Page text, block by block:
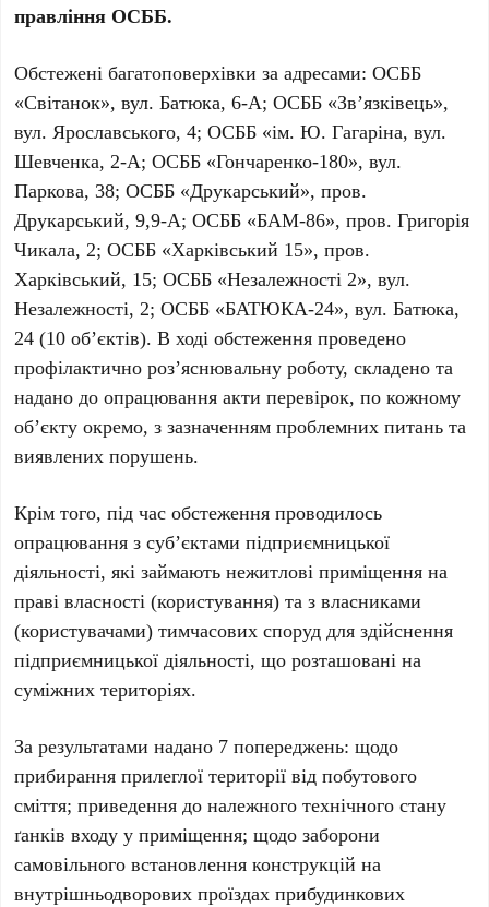
правління ОСББ.
Обстежені багатоповерхівки за адресами: ОСББ
«Світанок», вул. Батюка, 6-А; ОСББ «Зв’язківець»,
вул. Ярославського, 4; ОСББ «ім. Ю. Гагаріна, вул.
Шевченка, 2-А; ОСББ «Гончаренко-180», вул.
Паркова, 38; ОСББ «Друкарський», пров.
Друкарський, 9,9-А; ОСББ «БАМ-86», пров. Григорія
Чикала, 2; ОСББ «Харківський 15», пров.
Харківський, 15; ОСББ «Незалежності 2», вул.
Незалежності, 2; ОСББ «БАТЮКА-24», вул. Батюка,
24 (10 об’єктів). В ході обстеження проведено
профілактично роз’яснювальну роботу, складено та
надано до опрацювання акти перевірок, по кожному
об’єкту окремо, з зазначенням проблемних питань та
виявлених порушень.
Крім того, під час обстеження проводилось
опрацювання з суб’єктами підприємницької
діяльності, які займають нежитлові приміщення на
праві власності (користування) та з власниками
(користувачами) тимчасових споруд для здійснення
підприємницької діяльності, що розташовані на
суміжних територіях.
За результатами надано 7 попереджень: щодо
прибирання прилеглої території від побутового
сміття; приведення до належного технічного стану
ґанків входу у приміщення; щодо заборони
самовільного встановлення конструкцій на
внутрішньодворових проїздах прибудинкових